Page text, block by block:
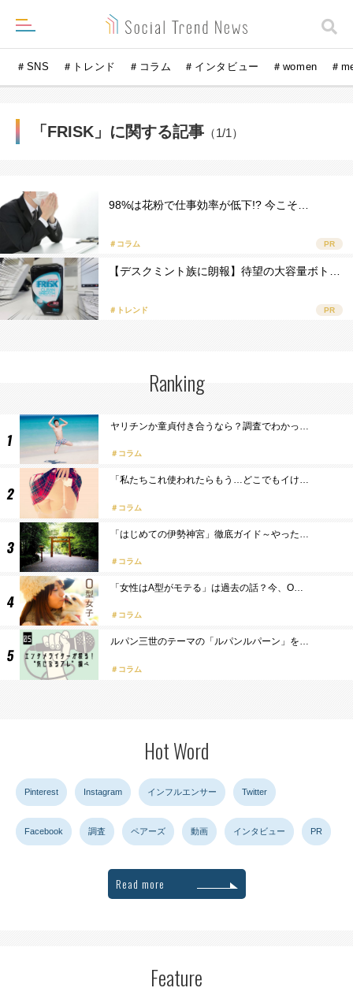
＃SNS ＃トレンド ＃コラム ＃インタビュー ＃women ＃
「FRISK」に関する記事 （1/1）
98%は花粉で仕事効率が低下!? 今こそ…
＃コラム PR
【デスクミント族に朗報】待望の大容量ボト…
＃トレンド PR
Ranking
ヤリチンか童貞付き合うなら？調査でわかっ…
コラム
「私たちこれ使われたらもう…どこでもイけ…
コラム
「はじめての伊勢神宮」徹底ガイド～やった…
コラム
「女性はA型がモテる」は過去の話？今、O…
コラム
ルパン三世のテーマの「ルパンルパーン」を…
コラム
Hot Word
Pinterest Instagram インフルエンサー Twitter
Facebook 調査 ペアーズ 動画 インタビュー PR
Read more
Feature